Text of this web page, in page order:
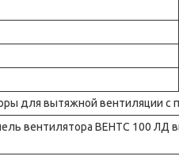
для вытяжной вентиляции с
вентилятора ВЕНТС 100 ЛД